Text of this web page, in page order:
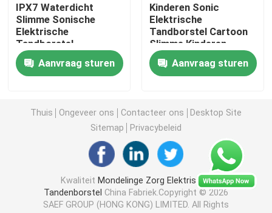
Volwassen Elektrische Tandenborstel
Jonge geitjes Elektrische Tandenborstel
Slimme elektrische tandenborstel
IPX7 Waterdicht
Slimme Sonische
Elektrische
Tandborstel
Oplaadbare
Vibrerende
Automatische
Aanvraag sturen
Kinderen Sonic
Elektrische
Tandborstel Cartoon
Slimme Kinderen
Tandborstels Voor 3-
15 jarige kinderen
Aanvraag sturen
Thuis Ongeveer ons Contacteer ons
Desktop Site
Sitemap
Privacybeleid
Kwaliteit Mondelinge Zorg Elektrische
Tandenborstel China Fabriek.Copyright © 2026
SAEF GROUP (HONG KONG) LIMITED. All Rights